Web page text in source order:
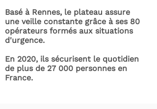
Basé à Rennes, le plateau assure
une veille constante grâce à ses 80
opérateurs formés aux situations
d'urgence.
En 2020, ils sécurisent le quotidien
de plus de 27 000 personnes en
France.